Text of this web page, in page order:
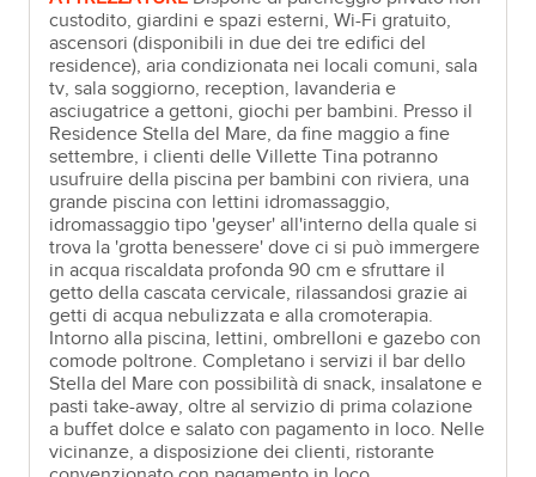
custodito, giardini e spazi esterni, Wi-Fi gratuito,
ascensori (disponibili in due dei tre edifici del
residence), aria condizionata nei locali comuni, sala
tv, sala soggiorno, reception, lavanderia e
asciugatrice a gettoni, giochi per bambini. Presso il
Residence Stella del Mare, da fine maggio a fine
settembre, i clienti delle Villette Tina potranno
usufruire della piscina per bambini con riviera, una
grande piscina con lettini idromassaggio,
idromassaggio tipo 'geyser' all'interno della quale si
trova la 'grotta benessere' dove ci si può immergere
in acqua riscaldata profonda 90 cm e sfruttare il
getto della cascata cervicale, rilassandosi grazie ai
getti di acqua nebulizzata e alla cromoterapia.
Intorno alla piscina, lettini, ombrelloni e gazebo con
comode poltrone. Completano i servizi il bar dello
Stella del Mare con possibilità di snack, insalatone e
pasti take-away, oltre al servizio di prima colazione
a buffet dolce e salato con pagamento in loco. Nelle
vicinanze, a disposizione dei clienti, ristorante